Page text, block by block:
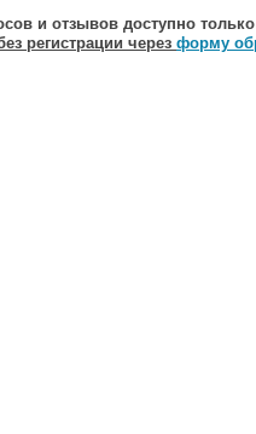
и отзывов доступно
регистрации через форму